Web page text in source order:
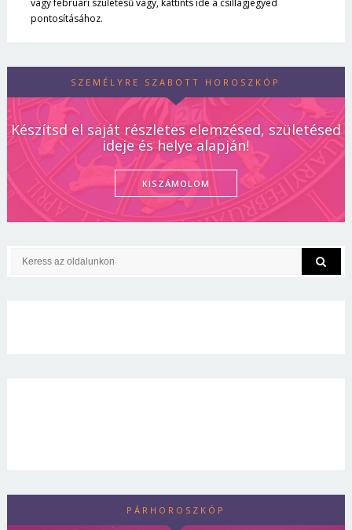
vagy februári születésű vagy, kattints ide a csillagjegyed
pontosításához.
SZEMÉLYRE SZABOTT HOROSZKÓP
Készítsd el saját részletes elemzésed, születésed
ideje és helye alapján!
KISZÁMOLOM
PÁRHOROSZKÓP